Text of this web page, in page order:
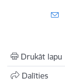
Drukāt lapu
Dalīties